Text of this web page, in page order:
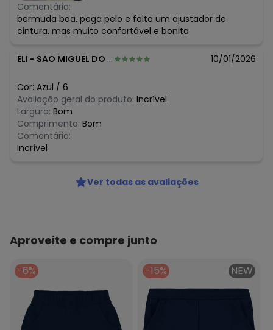
Comentário:
bermuda boa. pega pelo e falta um ajustador de
cintura. mas muito confortável e bonita
ELI - SAO MIGUEL DO IGUACU - PR 10/01/2026
Cor: Azul / 6
Avaliação geral do produto: Incrível
Largura: Bom
Comprimento: Bom
Comentário:
Incrível
Ver todas as avaliações
Aproveite e compre junto
-6% -15% NEW